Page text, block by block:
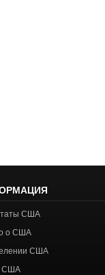
США
о США
США
США